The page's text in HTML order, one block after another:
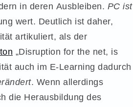
in deren Ausbleiben. PC ist
wert. Deutlich ist daher,
artikuliert, als der
„Disruption for the net, is
auch im E-Learning dadurch
. Wenn allerdings
die Herausbildung des